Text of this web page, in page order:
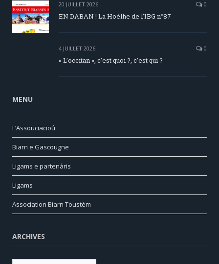
20 JUILLET 2026 0
EN DABAN ! La Hoélhe de l’IBG n°87
4 JUILLET 2026 0
« L’occitan », c’est quoi ?, c’est qui ?
MENU
L’Assouciacioû
Biarn e Gascougne
Ligams e partenàris
Ligams
Association Biarn Toustém
ARCHIVES